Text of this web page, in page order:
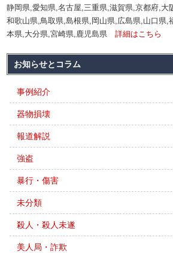
静岡県,愛知県,名古屋,三重県,滋賀県,京都府,大
和歌山県,鳥取県,島根県,岡山県,広島県,山口県,
本県,大分県,宮崎県,鹿児島県詳細はこちら
お知らせとコラム
事例紹介
器物損壊
報道解説
強盗
暴行・傷害
未分類
殺人・殺人未遂
美人局・詐欺